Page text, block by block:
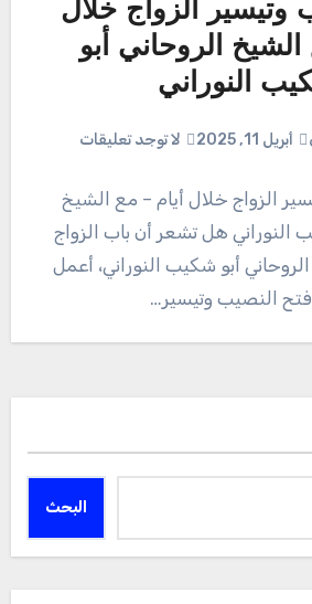
وتيسير الزواج خلال
الشيخ الروحاني أبو
النوراني
أبريل 11, 2025 لا توجد تعليقات
الزواج خلال أيام – مع الشيخ
النوراني هل تشعر أن باب الزواج
أبو شكيب النوراني، أعمل
النصيب وتيسير…
البحث